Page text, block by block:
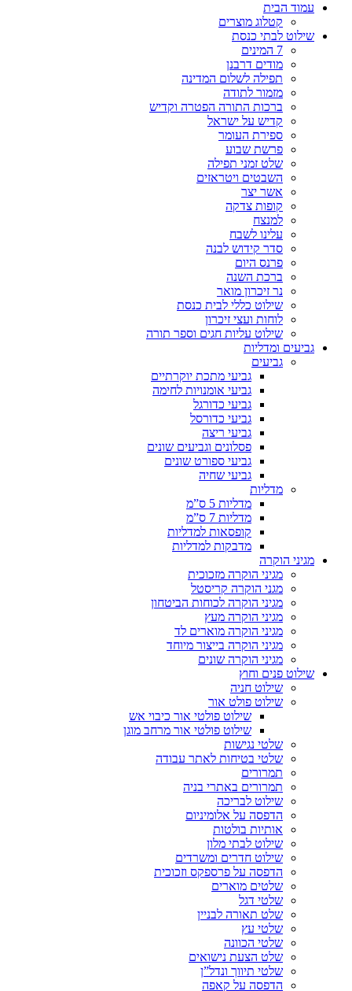
עמוד הבית
קטלוג מוצרים
שילוט לבתי כנסת
7 המינים
מודים דרבנן
תפילה לשלום המדינה
מזמור לתודה
ברכות התורה הפטרה וקדיש
קדיש על ישראל
ספירת העומר
פרשת שבוע
שלט זמני תפילה
השבטים ויטראזים
אשר יצר
קופות צדקה
למנצח
עלינו לשבח
סדר קידוש לבנה
פרנס היום
ברכת השנה
נר זיכרון מואר
שילוט כללי לבית כנסת
לוחות ועצי זיכרון
שילוט עליות חגים וספר תורה
גביעים ומדליות
גביעים
גביעי מתכת יוקרתיים
גביעי אומנויות לחימה
גביעי כדורגל
גביעי כדורסל
גביעי ריצה
פסלונים וגביעים שונים
גביעי ספורט שונים
גביעי שחיה
מדליות
מדליות 5 ס”מ
מדליות 7 ס”מ
קופסאות למדליות
מדבקות למדליות
מגיני הוקרה
מגיני הוקרה מזכוכית
מגני הוקרה קריסטל
מגיני הוקרה לכוחות הביטחון
מגיני הוקרה מעץ
מגיני הוקרה מוארים לד
מגיני הוקרה בייצור מיוחד
מגיני הוקרה שונים
שילוט פנים וחוץ
שילוט חניה
שילוט פולט אור
שילוט פולטי אור כיבוי אש
שילוט פולטי אור מרחב מוגן
שלטי נגישות
שלטי בטיחות לאתר עבודה
תמרורים
תמרורים באתרי בניה
שילוט לבריכה
הדפסה על אלומיניום
אותיות בולטות
שילוט לבתי מלון
שילוט חדרים ומשרדים
הדפסה על פרספקס וזכוכית
שלטים מוארים
שלטי דגל
שלט תאורה לבניין
שלטי עץ
שלטי הכוונה
שלט הצעת נישואים
שלטי תיווך ונדל”ן
הדפסה על קאפה